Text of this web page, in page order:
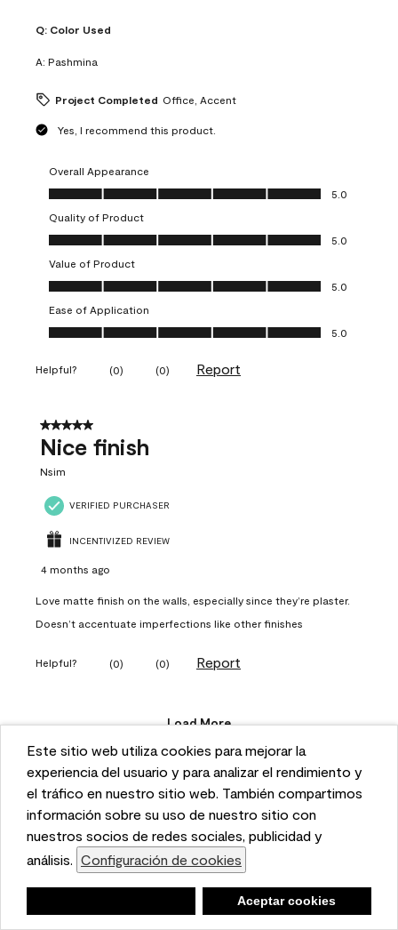
This website uses cookies to enhance user experience
and to analyze performance and traffic on our website.
We also share information about your use of our site
with our social media, advertising, and analytics
partners. Cookie Settings
Accept Cookies
Este sitio web utiliza cookies para mejorar la
experiencia del usuario y para analizar el rendimiento y
el tráfico en nuestro sitio web. También compartimos
información sobre su uso de nuestro sitio con
nuestros socios de redes sociales, publicidad y
análisis. Configuración de cookies
Aceptar cookies
Q: Color Used
A: Pashmina
Project Completed Office, Accent
Yes, I recommend this product.
Overall Appearance
Overall Appearance, 5.0 out of 5
5.0
Quality of Product
Quality of Product, 5.0 out of 5
5.0
Value of Product
Value of Product, 5.0 out of 5
5.0
Ease of Application
Ease of Application, 5.0 out of 5
5.0
Helpful? (0) (0) Report
5 out of 5 stars.
Nice finish
Nsim
VERIFIED PURCHASER
INCENTIVIZED REVIEW
4 months ago
Love matte finish on the walls, especially since they’re plaster.
Doesn’t accentuate imperfections like other finishes
Helpful? (0) (0) Report
Load More
Questions
Ask a question
1 - 1 of 1 Question